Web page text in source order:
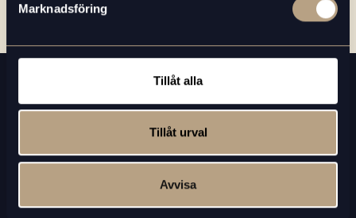
Marknadsföring
Tillåt alla
Tillåt urval
Avvisa
Meddet godaste kaffet på jobbet hjälper vi dig fira de små
segrarna och stora milstolparna, lika mycket som vi
dig komma över magklumpsmejl och tröttatisdagar. Du